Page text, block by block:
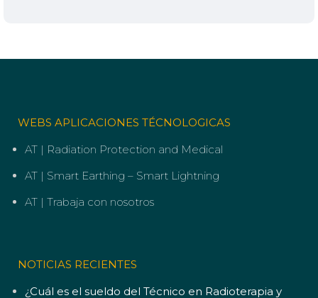
WEBS APLICACIONES TÉCNOLOGICAS
AT | Radiation Protection and Medical
AT | Smart Earthing – Smart Lightning
AT | Trabaja con nosotros
NOTICIAS RECIENTES
¿Cuál es el sueldo del Técnico en Radioterapia y